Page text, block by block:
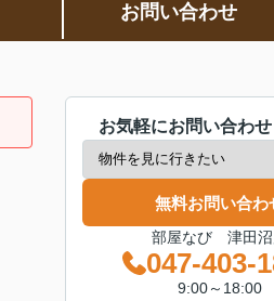
お問い合わせ
お気軽にお問い合わ
無料お問い合わ
部屋なび 津田
047-403-
9:00～18:00